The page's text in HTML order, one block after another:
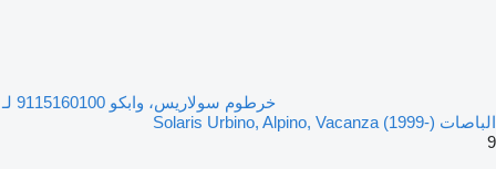
خرطوم سولاريس، وابكو 9115160100 لـ
الباصات Solaris Urbino, Alpino, Vacanza (1999-)
9